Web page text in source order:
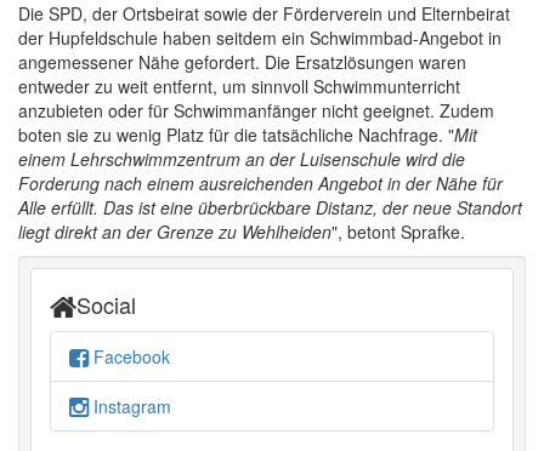
Die SPD, der Ortsbeirat sowie der Förderverein und Elternbeirat
der Hupfeldschule haben seitdem ein Schwimmbad-Angebot in
angemessener Nähe gefordert. Die Ersatzlösungen waren
entweder zu weit entfernt, um sinnvoll Schwimmunterricht
anzubieten oder für Schwimmanfänger nicht geeignet. Zudem
boten sie zu wenig Platz für die tatsächliche Nachfrage. "Mit
einem Lehrschwimmzentrum an der Luisenschule wird die
Forderung nach einem ausreichenden Angebot in der Nähe für
Alle erfüllt. Das ist eine überbrückbare Distanz, der neue Standort
liegt direkt an der Grenze zu Wehlheiden", betont Sprafke.
Social
Facebook
Instagram